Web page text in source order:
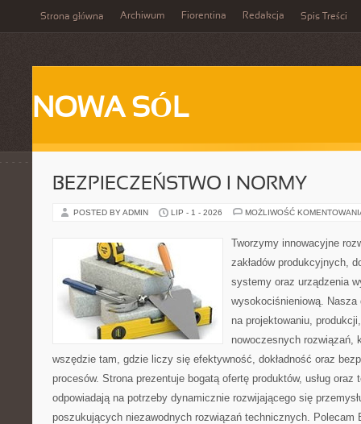
Strona główna Archiwum Fiorentina Redakcja Spis Treści
NOWA SÓL
BEZPIECZEŃSTWO I NORMY
POSTED BY ADMIN LIP - 1 - 2026 MOŻLIWOŚĆ
Tworzymy innowacyjne
zakładów produkcyjnych,
systemy oraz urządzenia
wysokociśnieniową. Nasza
na projektowaniu,
nowoczesnych rozwiązań,
wszędzie tam, gdzie liczy się efektywność, dokładność oraz
procesów. Strona prezentuje bogatą ofertę produktów, usług oraz
odpowiadają na potrzeby dynamicznie rozwijającego się
poszukujących niezawodnych rozwiązań technicznych. Polecam